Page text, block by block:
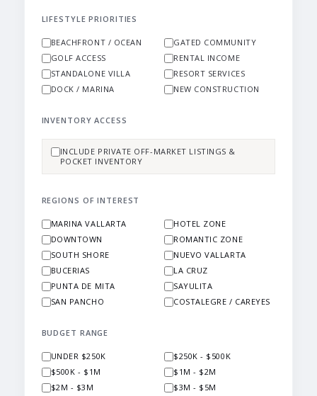
LIFESTYLE PRIORITIES
BEACHFRONT / OCEAN
GATED COMMUNITY
GOLF ACCESS
RENTAL INCOME
STANDALONE VILLA
RESORT SERVICES
DOCK / MARINA
NEW CONSTRUCTION
INVENTORY ACCESS
INCLUDE PRIVATE OFF-MARKET LISTINGS &
POCKET INVENTORY
REGIONS OF INTEREST
MARINA VALLARTA
HOTEL ZONE
DOWNTOWN
ROMANTIC ZONE
SOUTH SHORE
NUEVO VALLARTA
BUCERIAS
LA CRUZ
PUNTA DE MITA
SAYULITA
SAN PANCHO
COSTALEGRE / CAREYES
BUDGET RANGE
UNDER $250K
$250K - $500K
$500K - $1M
$1M - $2M
$2M - $3M
$3M - $5M